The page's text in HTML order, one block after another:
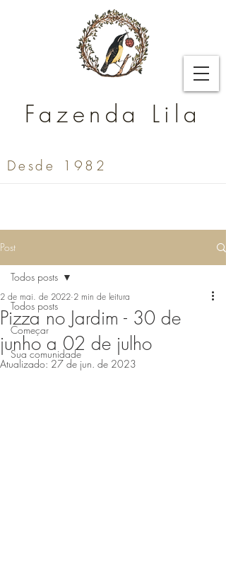
Fazenda Lila
Desde 1982
Post
Todos posts
Começar
Sua comunidade
Todos posts
Pizza no Jardim - 30 de
junho a 02 de julho
2 de mai. de 2022 2 min de leitura
Atualizado: 27 de jun. de 2023